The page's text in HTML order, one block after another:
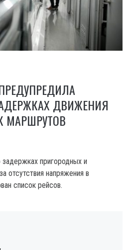
ДВИЖЕНИЯ
МАРШРУТОВ
пригородных и
отсутствия напряжения в
список рейсов.